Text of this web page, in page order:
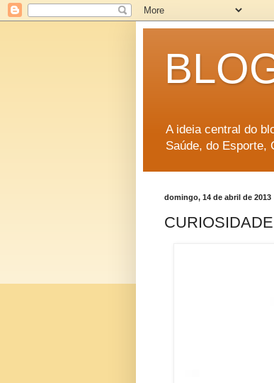
A ideia central do
Saúde, do Esporte,
domingo, 14 de abril de 2013